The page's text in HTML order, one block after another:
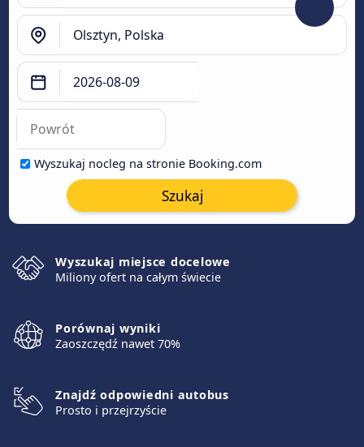
Wyszukaj nocleg na stronie Booking.com
Szukaj
Wyszukaj miejsce docelowe
Miliony ofert na całym świecie
Porównaj wyniki
Zaoszczędź nawet 70%
Znajdź odpowiedni autobus
Prosto i przejrzyście